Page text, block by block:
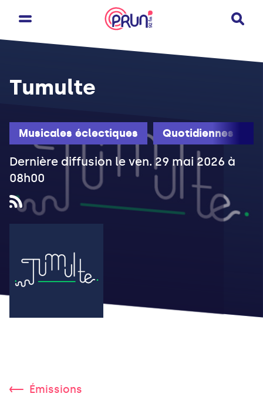
Musicales éclectiques Quotidiennes
Tumulte
Dernière diffusion le ven. 29 mai 2026 à
08h00
Émissions